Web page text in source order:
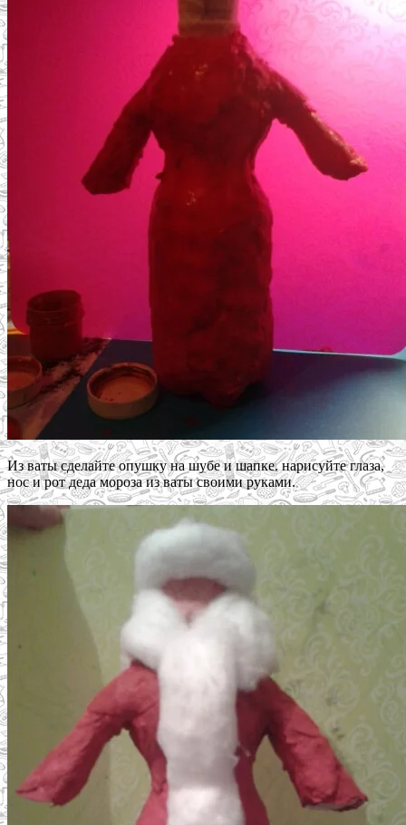
Из ваты сделайте опушку на шубе и шапке. нарисуйте глаза,
нос и рот деда мороза из ваты своими руками.